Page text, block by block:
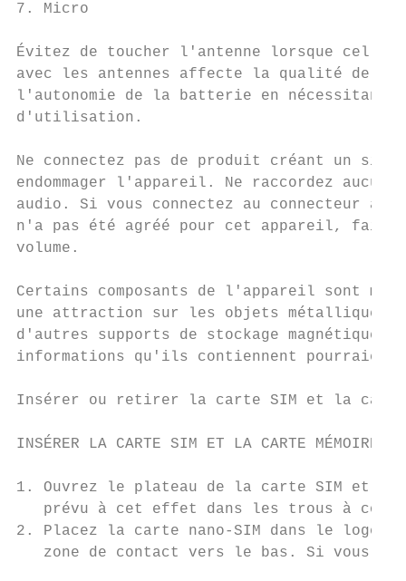
7. Micro
Évitez de toucher l'antenne lorsque
avec les antennes affecte la qualité de la
l'autonomie de la batterie en nécessitant
d'utilisation.
Ne connectez pas de produit créant un
endommager l'appareil. Ne raccordez
audio. Si vous connectez au connecteur
n'a pas été agréé pour cet appareil,
volume.
Certains composants de l'appareil sont
une attraction sur les objets métalliques.
d'autres supports de stockage
informations qu'ils contiennent pourraient
Insérer ou retirer la carte SIM et la carte
INSÉRER LA CARTE SIM ET LA CARTE MÉMOIRE
1. Ouvrez le plateau de la carte SIM et
prévu à cet effet dans les trous à côté
2. Placez la carte nano-SIM dans le
zone de contact vers le bas. Si vous